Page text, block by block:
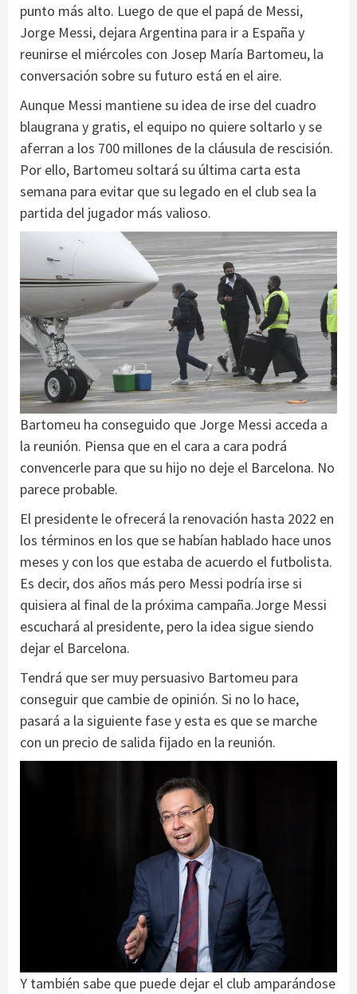
punto más alto. Luego de que el papá de Messi,
Jorge Messi, dejara Argentina para ir a España y
reunirse el miércoles con Josep María Bartomeu, la
conversación sobre su futuro está en el aire.
Aunque Messi mantiene su idea de irse del cuadro
blaugrana y gratis, el equipo no quiere soltarlo y se
aferran a los 700 millones de la cláusula de rescisión.
Por ello, Bartomeu soltará su última carta esta
semana para evitar que su legado en el club sea la
partida del jugador más valioso.
Bartomeu ha conseguido que Jorge Messi acceda a
la reunión. Piensa que en el cara a cara podrá
convencerle para que su hijo no deje el Barcelona. No
parece probable.
El presidente le ofrecerá la renovación hasta 2022 en
los términos en los que se habían hablado hace unos
meses y con los que estaba de acuerdo el futbolista.
Es decir, dos años más pero Messi podría irse si
quisiera al final de la próxima campaña.Jorge Messi
escuchará al presidente, pero la idea sigue siendo
dejar el Barcelona.
Tendrá que ser muy persuasivo Bartomeu para
conseguir que cambie de opinión. Si no lo hace,
pasará a la siguiente fase y esta es que se marche
con un precio de salida fijado en la reunión.
Y también sabe que puede dejar el club amparándose